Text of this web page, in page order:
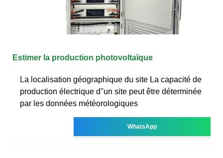
Estimer la production photovoltaïque
La localisation géographique du site La capacité de
production électrique d''un site peut être déterminée
par les données météorologiques
WhatsApp